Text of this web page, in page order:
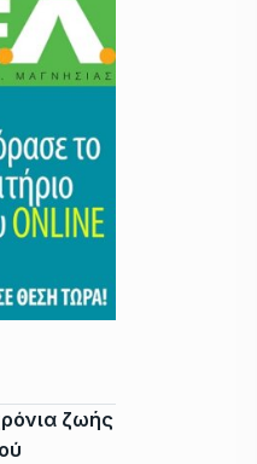
ζωής